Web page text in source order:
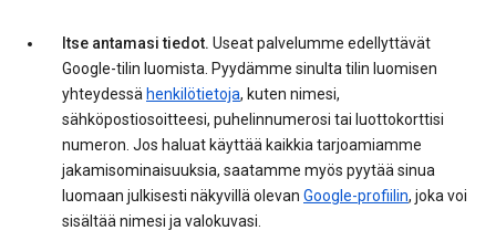
Itse antamasi tiedot. Useat palvelumme edellyttävät
Google-tilin luomista. Pyydämme sinulta tilin luomisen
yhteydessä henkilötietoja, kuten nimesi,
sähköpostiosoitteesi, puhelinnumerosi tai luottokorttisi
numeron. Jos haluat käyttää kaikkia tarjoamiamme
jakamisominaisuuksia, saatamme myös pyytää sinua
luomaan julkisesti näkyvillä olevan Google-profiilin, joka voi
sisältää nimesi ja valokuvasi.